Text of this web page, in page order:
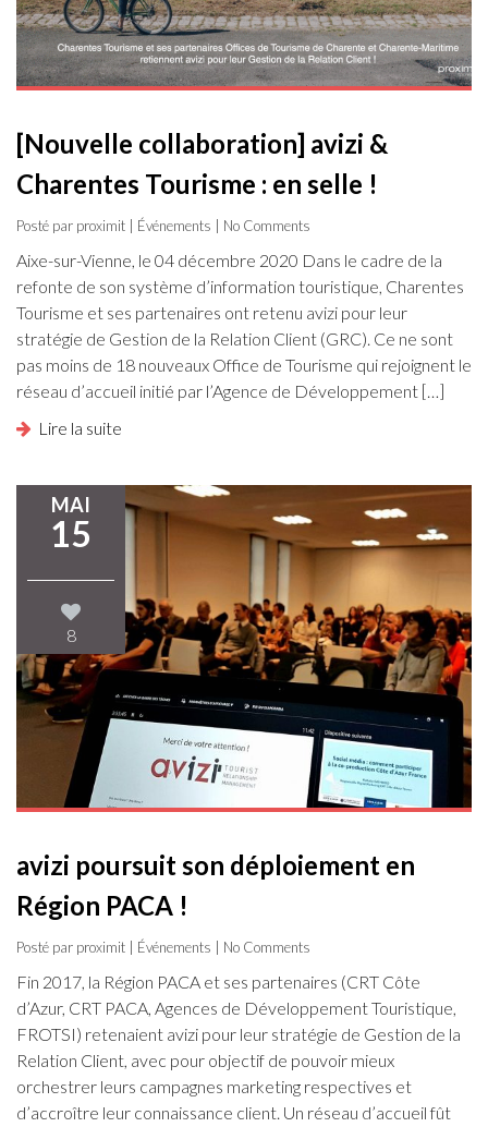
[Nouvelle collaboration] avizi &
Charentes Tourisme : en selle !
Posté par proximit | Événements | No Comments
Aixe-sur-Vienne, le 04 décembre 2020 Dans le cadre de la
refonte de son système d’information touristique, Charentes
Tourisme et ses partenaires ont retenu avizi pour leur
stratégie de Gestion de la Relation Client (GRC). Ce ne sont
pas moins de 18 nouveaux Office de Tourisme qui rejoignent le
réseau d’accueil initié par l’Agence de Développement […]
Lire la suite
MAI
15
8
avizi poursuit son déploiement en
Région PACA !
Posté par proximit | Événements | No Comments
Fin 2017, la Région PACA et ses partenaires (CRT Côte
d’Azur, CRT PACA, Agences de Développement Touristique,
FROTSI) retenaient avizi pour leur stratégie de Gestion de la
Relation Client, avec pour objectif de pouvoir mieux
orchestrer leurs campagnes marketing respectives et
d’accroître leur connaissance client. Un réseau d’accueil fût